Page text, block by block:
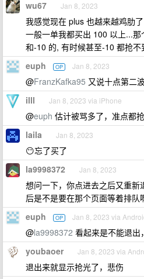
wu67 Jan 8, 2023
我感觉现在 plus 也越来越鸡肋了
一般一单我都买出 100 以上...
和-10 的, 有时候甚至-10 都抢
euph OP Jan 8, 2023
@FranzKafka95 又说十点第二
illl Jan 8, 2023 via iPhone
@euph 估计被骂多了，准点都
laila Jan 8, 2023
😶忘了买了
la9998372 Jan 8, 2023
想问一下，你点进去之后又重新
后是不是要在那个页面等着排队
euph OP Jan 8, 2023 via
@la9998372 看起来是不能退出
youbaoer Jan 8, 2023 via
退出来就显示抢光了，悲伤